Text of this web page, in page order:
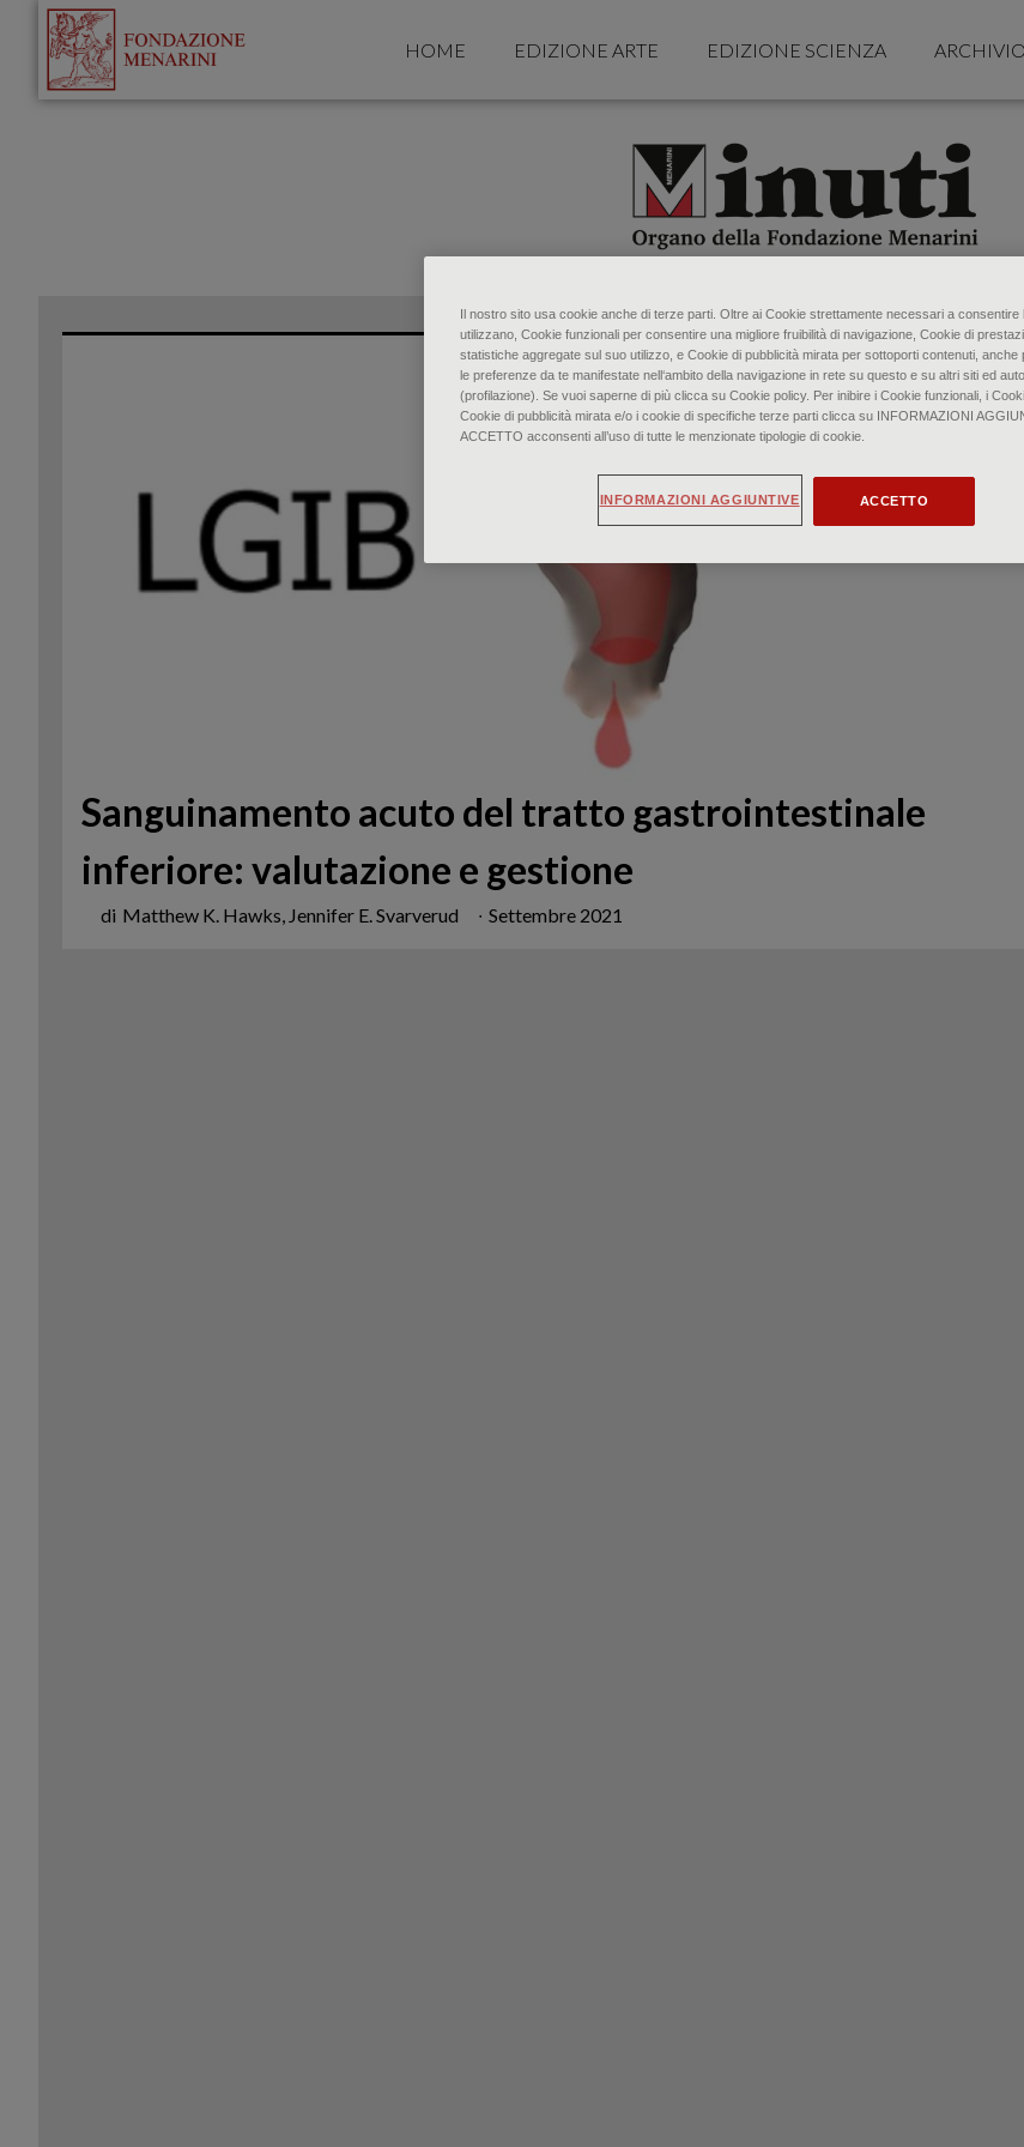
HOME EDIZIONE ARTE EDIZIONE SCIENZA ARCHIVIO
Sanguinamento acuto del tratto gastrointestinale
inferiore: valutazione e gestione
di Matthew K. Hawks, Jennifer E. Svarverud ∙ Settembre 2021
Il nostro sito usa cookie anche di terze parti. Oltre ai Cookie strettamente necessari a consentire
utilizzano, Cookie funzionali per consentire una migliore fruibilità di navigazione, Cookie di
statistiche aggregate sul suo utilizzo, e Cookie di pubblicità mirata per sottoporti contenuti, anche
le preferenze da te manifestate nell‘ambito della navigazione in rete su questo e su altri siti ed
(profilazione). Se vuoi saperne di più clicca su Cookie policy. Per inibire i Cookie funzionali, i
Cookie di pubblicità mirata e/o i cookie di specifiche terze parti clicca su INFORMAZIONI
ACCETTO acconsenti all’uso di tutte le menzionate tipologie di cookie.
ACCETTO
INFORMAZIONI AGGIUNTIVE